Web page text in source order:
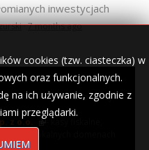
inwestycjach
·7 months ago
cookies (tzw. ciasteczka) w
oraz funkcjonalnych.
na ich używanie, zgodnie z
przeglądarki.
wydania lokalnej
z o.o.
- kasy fiskalne,